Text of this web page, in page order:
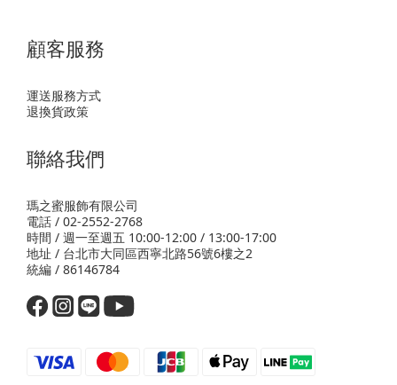
顧客服務
運送服務方式
退換貨政策
聯絡我們
瑪之蜜服飾有限公司
電話 / 02-2552-2768
時間 / 週一至週五 10:00-12:00 / 13:00-17:00
地址 / 台北市大同區西寧北路56號6樓之2
統編 / 86146784